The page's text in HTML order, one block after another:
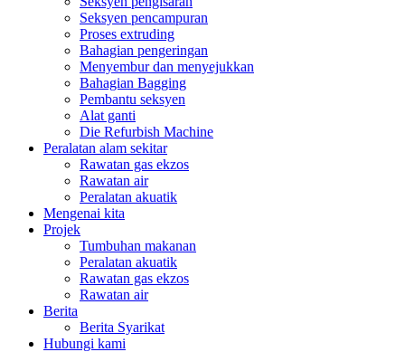
Seksyen pencampuran
Proses extruding
Bahagian pengeringan
Menyembur dan menyejukkan
Bahagian Bagging
Pembantu seksyen
Alat ganti
Die Refurbish Machine
Peralatan alam sekitar
Rawatan gas ekzos
Rawatan air
Peralatan akuatik
Mengenai kita
Projek
Tumbuhan makanan
Peralatan akuatik
Rawatan gas ekzos
Rawatan air
Berita
Berita Syarikat
Hubungi kami